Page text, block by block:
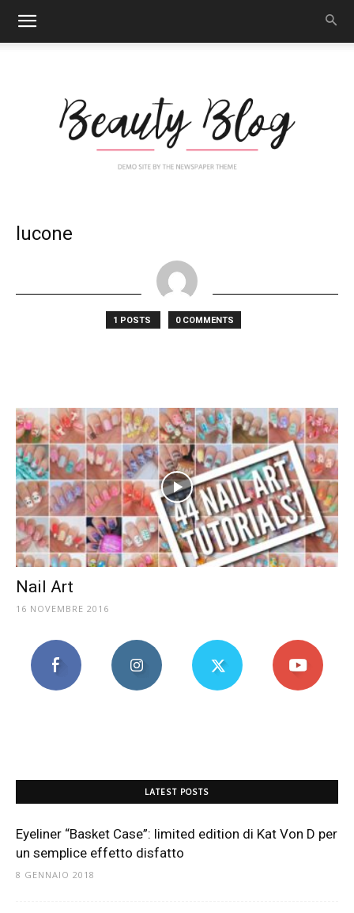
Art
lucone
1 POSTS 0 COMMENTS
Nail Art
16 NOVEMBRE 2016
LATEST POSTS
Eyeliner “Basket Case”: limited edition di Kat Von D per
un semplice effetto disfatto
8 GENNAIO 2018